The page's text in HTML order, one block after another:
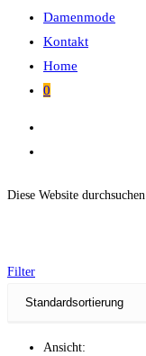
Damenmode
Kontakt
Home
0
Diese Website durchsuchen
Filter
Ansicht: